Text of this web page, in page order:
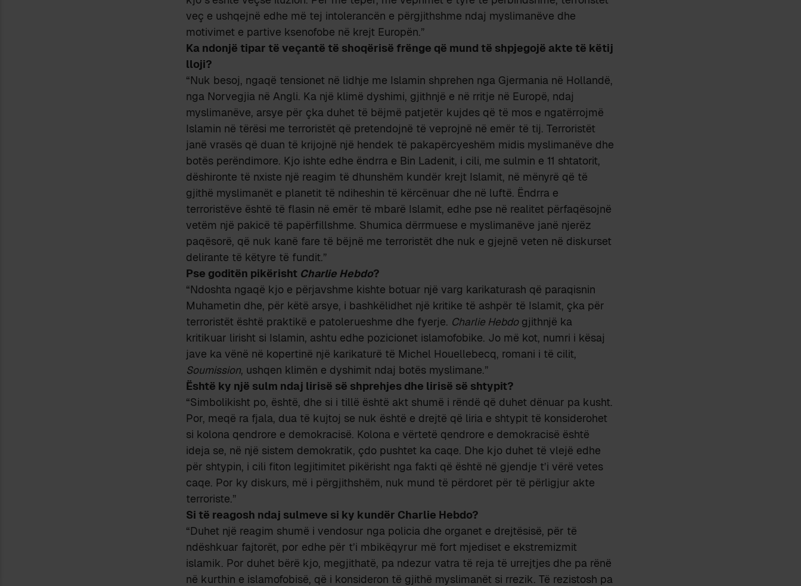
veç e ushqejnë edhe më tej intolerancën e përgjithshme ndaj myslimanëve dhe
motivimet e partive ksenofobe në krejt Europën.”
Ka ndonjë tipar të veçantë të shoqërisë frënge që mund të shpjegojë akte të këtij
lloji?
“Nuk besoj, ngaqë tensionet në lidhje me Islamin shprehen nga Gjermania në Hollandë,
nga Norvegjia në Angli. Ka një klimë dyshimi, gjithnjë e në rritje në Europë, ndaj
myslimanëve, arsye për çka duhet të bëjmë patjetër kujdes që të mos e ngatërrojmë
Islamin në tërësi me terroristët që pretendojnë të veprojnë në emër të tij. Terroristët
janë vrasës që duan të krijojnë një hendek të pakapërcyeshëm midis myslimanëve dhe
botës perëndimore. Kjo ishte edhe ëndrra e Bin Ladenit, i cili, me sulmin e 11 shtatorit,
dëshironte të nxiste një reagim të dhunshëm kundër krejt Islamit, në mënyrë që të
gjithë myslimanët e planetit të ndiheshin të kërcënuar dhe në luftë. Ëndrra e
terroristëve është të flasin në emër të mbarë Islamit, edhe pse në realitet përfaqësojnë
vetëm një pakicë të papërfillshme. Shumica dërrmuese e myslimanëve janë njerëz
paqësorë, që nuk kanë fare të bëjnë me terroristët dhe nuk e gjejnë veten në diskurset
delirante të këtyre të fundit.”
Pse goditën pikërisht Charlie Hebdo?
“Ndoshta ngaqë kjo e përjavshme kishte botuar një varg karikaturash që paraqisnin
Muhametin dhe, për këtë arsye, i bashkëlidhet një kritike të ashpër të Islamit, çka për
terroristët është praktikë e patolerueshme dhe fyerje. Charlie Hebdogjithnjë ka
kritikuar lirisht si Islamin, ashtu edhe pozicionet islamofobike. Jo më kot, numri i kësaj
jave ka vënë në kopertinë një karikaturë të Michel Houellebecq, romani i të cilit,
Soumission, ushqen klimën e dyshimit ndaj botës myslimane.”
Është ky një sulm ndaj lirisë së shprehjes dhe lirisë së shtypit?
“Simbolikisht po, është, dhe si i tillë është akt shumë i rëndë që duhet dënuar pa kusht.
Por, meqë ra fjala, dua të kujtoj se nuk është e drejtë që liria e shtypit të konsiderohet
si kolona qendrore e demokracisë. Kolona e vërtetë qendrore e demokracisë është
ideja se, në një sistem demokratik, çdo pushtet ka caqe. Dhe kjo duhet të vlejë edhe
për shtypin, i cili fiton legjitimitet pikërisht nga fakti që është në gjendje t’i vërë vetes
caqe. Por ky diskurs, më i përgjithshëm, nuk mund të përdoret për të përligjur akte
terroriste.”
Si të reagosh ndaj sulmeve si ky kundër Charlie Hebdo?
“Duhet një reagim shumë i vendosur nga policia dhe organet e drejtësisë, për të
ndëshkuar fajtorët, por edhe për t’i mbikëqyrur më fort mjediset e ekstremizmit
islamik. Por duhet bërë kjo, megjithatë, pa ndezur vatra të reja të urrejtjes dhe pa rënë
në kurthin e islamofobisë, që i konsideron të gjithë myslimanët si rrezik. Të rezistosh pa